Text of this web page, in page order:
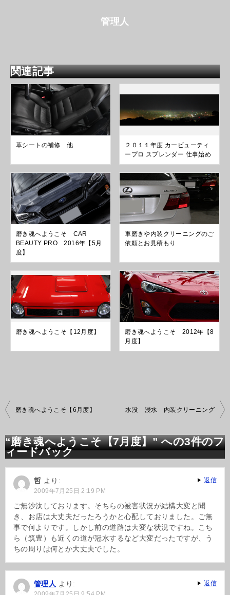
管理人
関連記事
革シートの補修 他
２０１１年度 カービューティ
ープロ スプレンダー 仕事始め
磨き魂へようこそ CAR
BEAUTY PRO 2016年【5月
度】
車磨きや内装クリーニングのご
依頼とお見積もり
磨き魂へようこそ【12月度】
磨き魂へようこそ 2012年【8
月度】
投
稿
ビ
ゲ
ー
シ
ョ
ン
磨き魂へようこそ【6月度】 水没 浸水 内装クリーニング
“磨き魂へようこそ【7月度】” への3件のフ
ィードバック
哲 より:
2009年7月25日 2:19 PM
ご無沙汰しております。そちらの被害状況が結構大変と聞
き、お店は大丈夫だったろうかと心配しておりました。ご無
事で何よりです。しかし前の道路は大変な状況ですね。こち
ら（筑豊）も近くの道が冠水するなど大変だったですが、う
ちの周りは何とか大丈夫でした。
返信
管理人 より: 返信